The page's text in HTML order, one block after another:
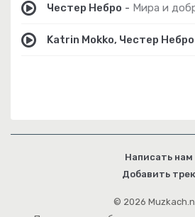
Честер Небро - Мира и
Katrin Mokko, Честер Небро
Написать нам
Добавить трек
© 2026